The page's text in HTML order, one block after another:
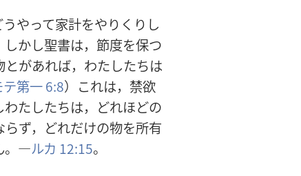
やって家計をやりくりし
かし聖書は，節度を保つ
があれば，わたしたちは
第一 6:8）これは，禁欲
たしたちは，どれほどの
ず，どれだけの物を所有
。―ルカ 12:15。